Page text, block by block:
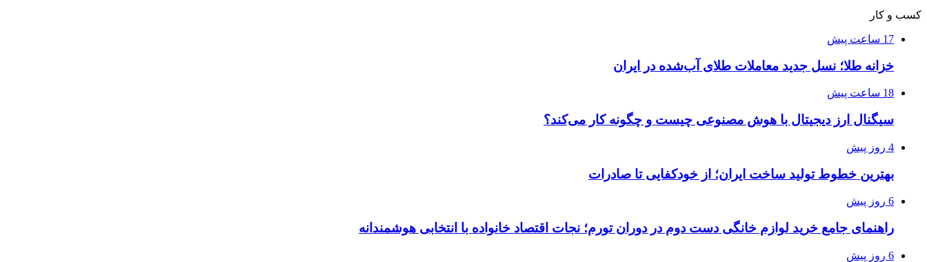
کسب و کار
17 ساعت پیش
خزانه طلا؛ نسل جدید معاملات طلای آب‌شده در ایران
18 ساعت پیش
سیگنال ارز دیجیتال با هوش مصنوعی چیست و چگونه کار می‌کند؟
4 روز پیش
بهترین خطوط تولید ساخت ایران؛ از خودکفایی تا صادرات
6 روز پیش
راهنمای جامع خرید لوازم خانگی دست دوم در دوران تورم؛ نجات اقتصاد خانواده با انتخابی هوشمندانه
6 روز پیش